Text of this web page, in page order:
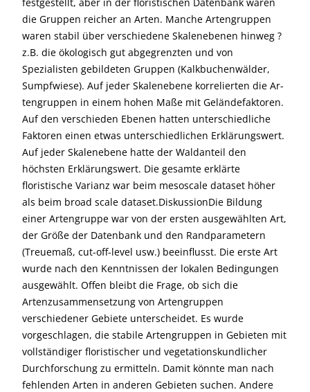
die Gruppen reicher an Arten. Manche Artengruppen
waren stabil über verschiedene Skalenebenen hinweg ?
z.B. die ökologisch gut abgegrenzten und von
Spezialisten gebildeten Gruppen (Kalkbuchenwälder,
Sumpfwiese). Auf jeder Skalenebene korrelierten die Ar-
tengruppen in einem hohen Maße mit Geländefaktoren.
Auf den verschieden Ebenen hatten unterschiedliche
Faktoren einen etwas unterschiedlichen Erklärungswert.
Auf jeder Skalenebene hatte der Waldanteil den
höchsten Erklärungswert. Die gesamte erklärte
floristische Varianz war beim mesoscale dataset höher
als beim broad scale dataset.DiskussionDie Bildung
einer Artengruppe war von der ersten ausgewählten Art,
der Größe der Datenbank und den Randparametern
(Treuemaß, cut-off-level usw.) beeinflusst. Die erste Art
wurde nach den Kenntnissen der lokalen Bedingungen
ausgewählt. Offen bleibt die Frage, ob sich die
Artenzusammensetzung von Artengruppen
verschiedener Gebiete unterscheidet. Es wurde
vorgeschlagen, die stabile Artengruppen in Gebieten mit
vollständiger floristischer und vegetationskundlicher
Durchforschung zu ermitteln. Damit könnte man nach
fehlenden Arten in anderen Gebieten suchen. Andere